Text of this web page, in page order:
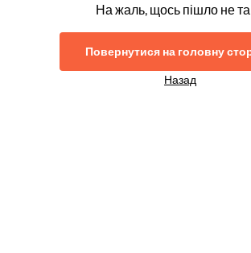
На жаль, щось пішло не
Повернутися на головну
Назад